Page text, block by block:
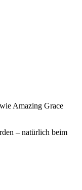
Amazing Grace
– natürlich beim